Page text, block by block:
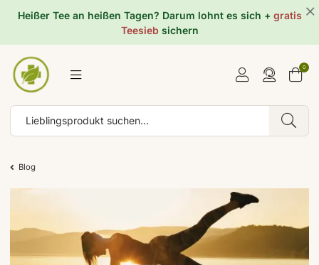
Heißer Tee an heißen Tagen? Darum lohnt es sich + gratis
Teesieb sichern
0
Blog